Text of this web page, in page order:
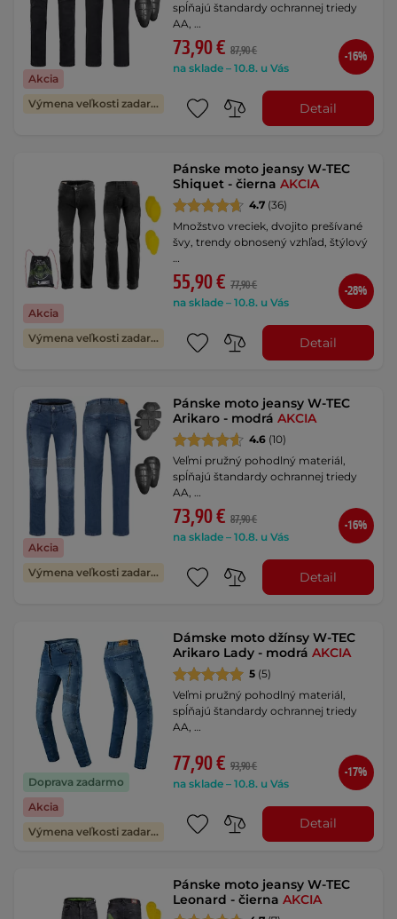
Akcia
Výmena veľkosti zadarmo
spĺňajú štandardy ochrannej triedy
AA, …
73,90 € 87,90 €
na sklade – 10.8. u Vás
-16%
Detail
Akcia
Výmena veľkosti zadarmo
Pánske moto jeansy W-TEC
Shiquet - čiernaAKCIA
4.7 (36)
Množstvo vreciek, dvojito prešívané
švy, trendy obnosený vzhľad, štýlový
…
55,90 € 77,90 €
na sklade – 10.8. u Vás
-28%
Detail
Akcia
Výmena veľkosti zadarmo
Pánske moto jeansy W-TEC
Arikaro - modráAKCIA
4.6 (10)
Veľmi pružný pohodlný materiál,
spĺňajú štandardy ochrannej triedy
AA, …
73,90 € 87,90 €
na sklade – 10.8. u Vás
-16%
Detail
Doprava zadarmo
Akcia
Výmena veľkosti zadarmo
Dámske moto džínsy W-TEC
Arikaro Lady - modráAKCIA
5 (5)
Veľmi pružný pohodlný materiál,
spĺňajú štandardy ochrannej triedy
AA, …
77,90 € 93,90 €
na sklade – 10.8. u Vás
-17%
Detail
Pánske moto jeansy W-TEC
Leonard - čiernaAKCIA